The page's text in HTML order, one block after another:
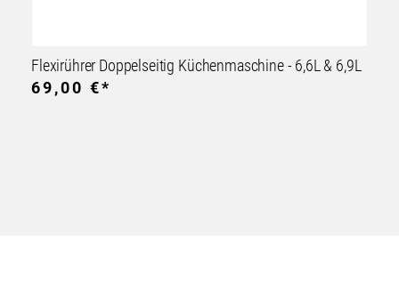
Flexirührer Doppelseitig Küchenmaschine - 6,6L & 6,9L
69,00 €*